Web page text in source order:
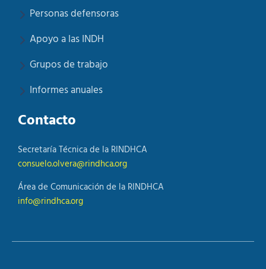
Personas defensoras
Apoyo a las INDH
Grupos de trabajo
Informes anuales
Contacto
Secretaría Técnica de la RINDHCA
consuelo.olvera@rindhca.org
Área de Comunicación de la RINDHCA
info@rindhca.org